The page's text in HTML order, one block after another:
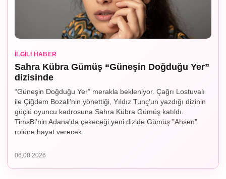
İLGILI HABER
Sahra Kübra Gümüş “Güneşin Doğduğu Yer”
dizisinde
“Güneşin Doğduğu Yer” merakla bekleniyor. Çağrı Lostuvalı
ile Çiğdem Bozali’nin yönettiği, Yıldız Tunç’un yazdığı dizinin
güçlü oyuncu kadrosuna Sahra Kübra Gümüş katıldı.
TimsBi’nin Adana’da çekeceği yeni dizide Gümüş ”Ahsen”
rolüne hayat verecek.
06.08.2026